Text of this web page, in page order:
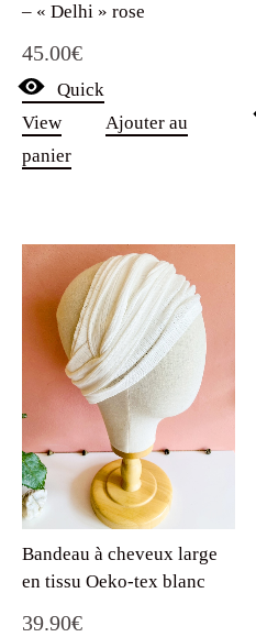
– « Delhi » rose
45.00€
Quick
View
Ajouter au
panier
Bandeau à cheveux large
en tissu Oeko-tex blanc
39.90€